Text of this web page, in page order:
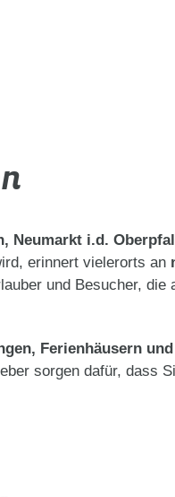
Neumarkt i.d.
erinnert vielerorts an
und Besucher, die
Ferienhäusern
sorgen dafür, dass